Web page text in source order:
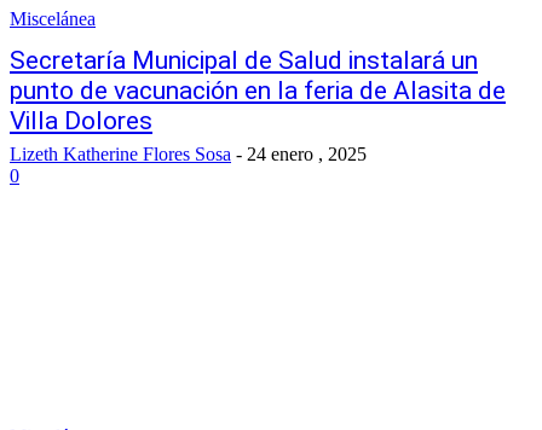
Miscelánea
Secretaría Municipal de Salud instalará un
punto de vacunación en la feria de Alasita de
Villa Dolores
Lizeth Katherine Flores Sosa - 24 enero , 2025
0